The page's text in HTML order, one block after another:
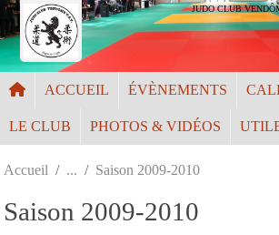
JUDO CLUB
ACCUEIL ÉVÈNEMENTS
LE CLUB PHOTOS & VIDÉOS
Accueil Saison 2009-2010
Saison 2009-2010
Panneau de gestion des cookies